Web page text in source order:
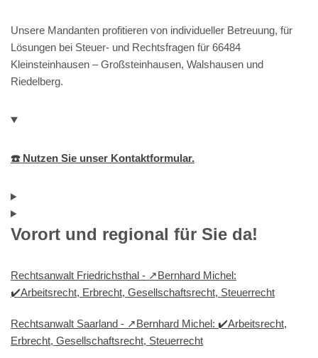
Unsere Mandanten profitieren von individueller Betreuung, für
Lösungen bei Steuer- und Rechtsfragen für 66484
Kleinsteinhausen – Großsteinhausen, Walshausen und
Riedelberg.
☎️ Nutzen Sie unser Kontaktformular.
Vorort und regional für Sie da!
Rechtsanwalt Friedrichsthal - ↗️Bernhard Michel:
✔️Arbeitsrecht, Erbrecht, Gesellschaftsrecht, Steuerrecht
Rechtsanwalt Saarland - ↗️Bernhard Michel: ✔️Arbeitsrecht,
Erbrecht, Gesellschaftsrecht, Steuerrecht